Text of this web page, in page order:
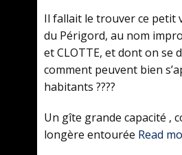
Il fallait le trouver ce petit
du Périgord, au nom
et CLOTTE, et dont on se
comment peuvent bien
habitants ????
Un gîte grande capacité ,
longère entourée Read